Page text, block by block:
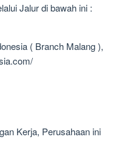
Jalur di bawah ini :
( Branch Malang ),
Kerja, Perusahaan ini